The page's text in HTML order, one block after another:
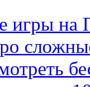
игры на